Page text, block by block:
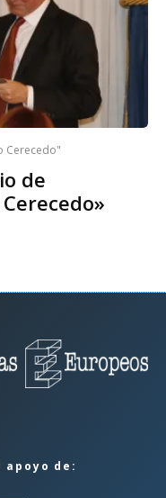
Cerecedo"
de
apoyo de: